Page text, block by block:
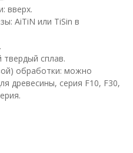
вверх.
AiTiN или TiSin в
сплав.
обработки: можно
древесины, серия F10, F30,